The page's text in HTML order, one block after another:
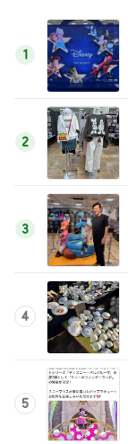
1
2
3
4
5